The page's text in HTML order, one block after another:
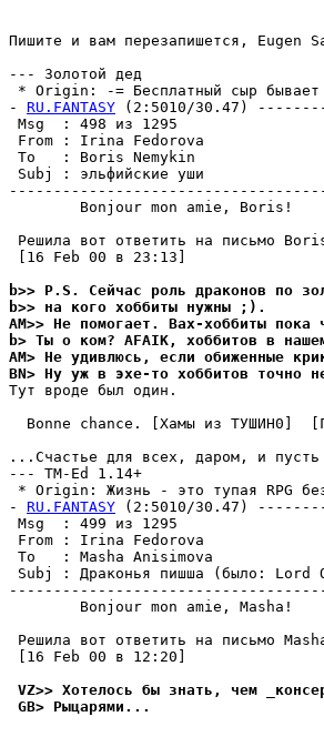
Пишите и вам перезапишется, Eugen
--- Золотой дед
* Origin: -= Бесплатный сыр
- RU.FANTASY (2:5010/30.47)
Msg  : 498 из
From : Irina Fedorova
To   : Boris Nemykin
Subj :
        Bonjour mon amie, Boris!
Решила вот ответить на письмо
[16 Feb 00 в 23:13]
b>> P.S. Сейчас роль драконов по
b>> на кого хоббиты нужны ;).
AM>> Не помогает. Вах-хоббиты
b> Ты о ком? AFAIK, хоббитов в
AM> Не удивлюсь, если обиженные
BN> Ну уж в эхе-то хоббитов точно
Тут вроде был один.
Bonne chance. [Хамы из ТУШИH0]
...Счастье для всех, даром, и пусть
--- TM-Ed 1.14+
* Origin: Жизнь - это тупая RPG
- RU.FANTASY (2:5010/30.47)
Msg  : 499 из
From : Irina Fedorova
To   : Masha Anisimova
Subj : Дpаконья пишша
        Bonjour mon amie, Masha!
Решила вот ответить на письмо
[16 Feb 00 в 12:20]
VZ>> Хотелось бы знать, чем
GB> Рыцаpями...